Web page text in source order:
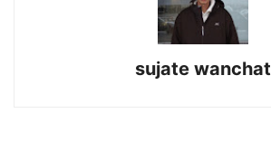
sujate wanchat